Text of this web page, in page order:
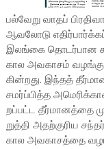
பல்­வேறு வாதப்
ஆவ­லோடு
இலங்கை தொடர்­பான
கால அவ­காசம்
கின்­றது. இந்தத்
சமர்ப்­பித்த
றப்­பட்ட தீர்­மா­னத்தை
றுத்தி அதற்­கு­ரிய
கால அவ­கா­சத்தை